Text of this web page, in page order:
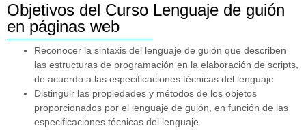
Objetivos del Curso Lenguaje de guión
en páginas web
Reconocer la sintaxis del lenguaje de guión que describen
las estructuras de programación en la elaboración de scripts,
de acuerdo a las especificaciones técnicas del lenguaje
Distinguir las propiedades y métodos de los objetos
proporcionados por el lenguaje de guión, en función de las
especificaciones técnicas del lenguaje